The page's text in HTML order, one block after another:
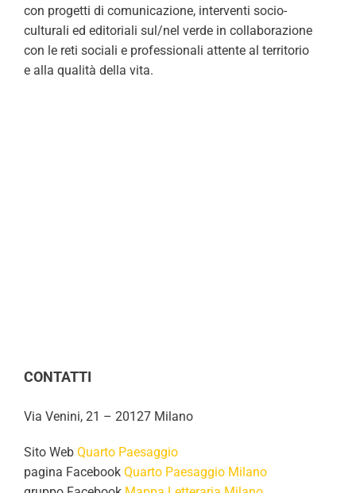
con progetti di comunicazione, interventi socio-
culturali ed editoriali sul/nel verde in collaborazione
con le reti sociali e professionali attente al territorio
e alla qualità della vita.
CONTATTI
Via Venini, 21 – 20127 Milano
Sito Web Quarto Paesaggio
pagina Facebook Quarto Paesaggio Milano